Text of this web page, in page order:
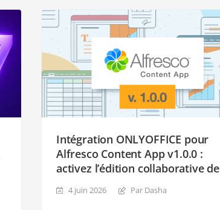
Intégration ONLYOFFICE pour
Alfresco Content App v1.0.0 :
activez l’édition collaborative de
4 juin 2026 Par Dasha